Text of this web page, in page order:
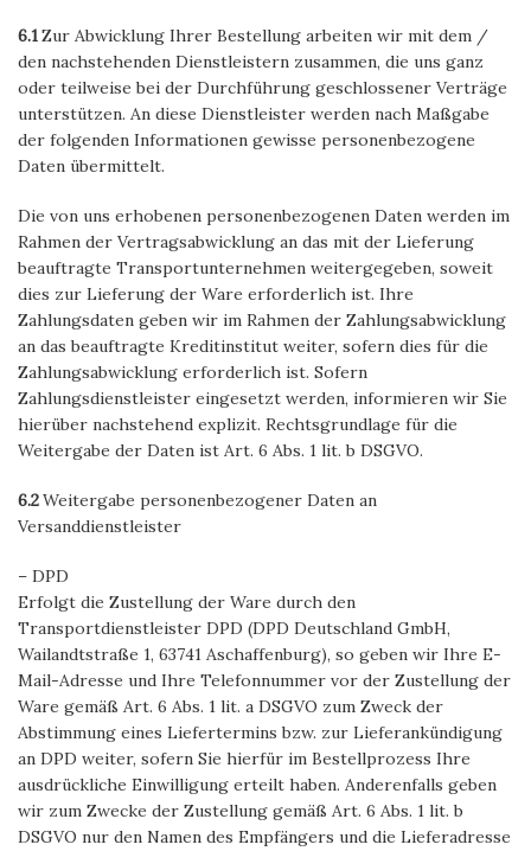
6.1Zur Abwicklung Ihrer Bestellung arbeiten wir mit dem /
den nachstehenden Dienstleistern zusammen, die uns ganz
oder teilweise bei der Durchführung geschlossener Verträge
unterstützen. An diese Dienstleister werden nach Maßgabe
der folgenden Informationen gewisse personenbezogene
Daten übermittelt.
Die von uns erhobenen personenbezogenen Daten werden im
Rahmen der Vertragsabwicklung an das mit der Lieferung
beauftragte Transportunternehmen weitergegeben, soweit
dies zur Lieferung der Ware erforderlich ist. Ihre
Zahlungsdaten geben wir im Rahmen der Zahlungsabwicklung
an das beauftragte Kreditinstitut weiter, sofern dies für die
Zahlungsabwicklung erforderlich ist. Sofern
Zahlungsdienstleister eingesetzt werden, informieren wir Sie
hierüber nachstehend explizit. Rechtsgrundlage für die
Weitergabe der Daten ist Art. 6 Abs. 1 lit. b DSGVO.
6.2Weitergabe personenbezogener Daten an
Versanddienstleister
– DPD
Erfolgt die Zustellung der Ware durch den
Transportdienstleister DPD (DPD Deutschland GmbH,
Wailandtstraße 1, 63741 Aschaffenburg), so geben wir Ihre E-
Mail-Adresse und Ihre Telefonnummer vor der Zustellung der
Ware gemäß Art. 6 Abs. 1 lit. a DSGVO zum Zweck der
Abstimmung eines Liefertermins bzw. zur Lieferankündigung
an DPD weiter, sofern Sie hierfür im Bestellprozess Ihre
ausdrückliche Einwilligung erteilt haben. Anderenfalls geben
wir zum Zwecke der Zustellung gemäß Art. 6 Abs. 1 lit. b
DSGVO nur den Namen des Empfängers und die Lieferadresse